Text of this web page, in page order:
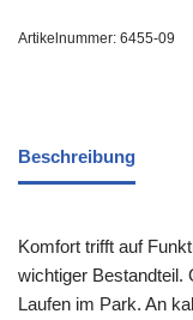
Artikelnummer: 6455-09
Beschreibung
Komfort trifft auf
wichtiger Bestandteil.
Laufen im Park. An